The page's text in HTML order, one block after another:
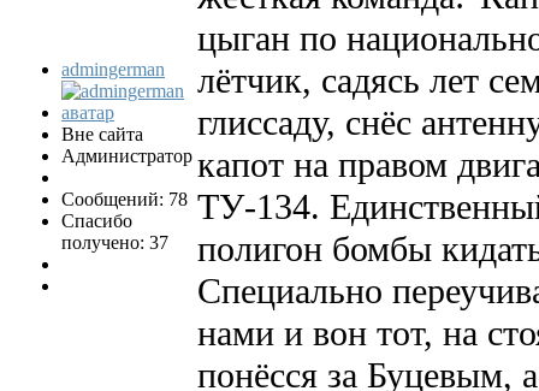
admingerman
Вне сайта
Администратор
Сообщений: 78
Спасибо
получено: 37
цыган по
лётчик, садясь лет
глиссаду, снёс
капот на правом
ТУ-134.
полигон бомбы
Специально
нами и вон тот, на
понёсся за Буцевым,